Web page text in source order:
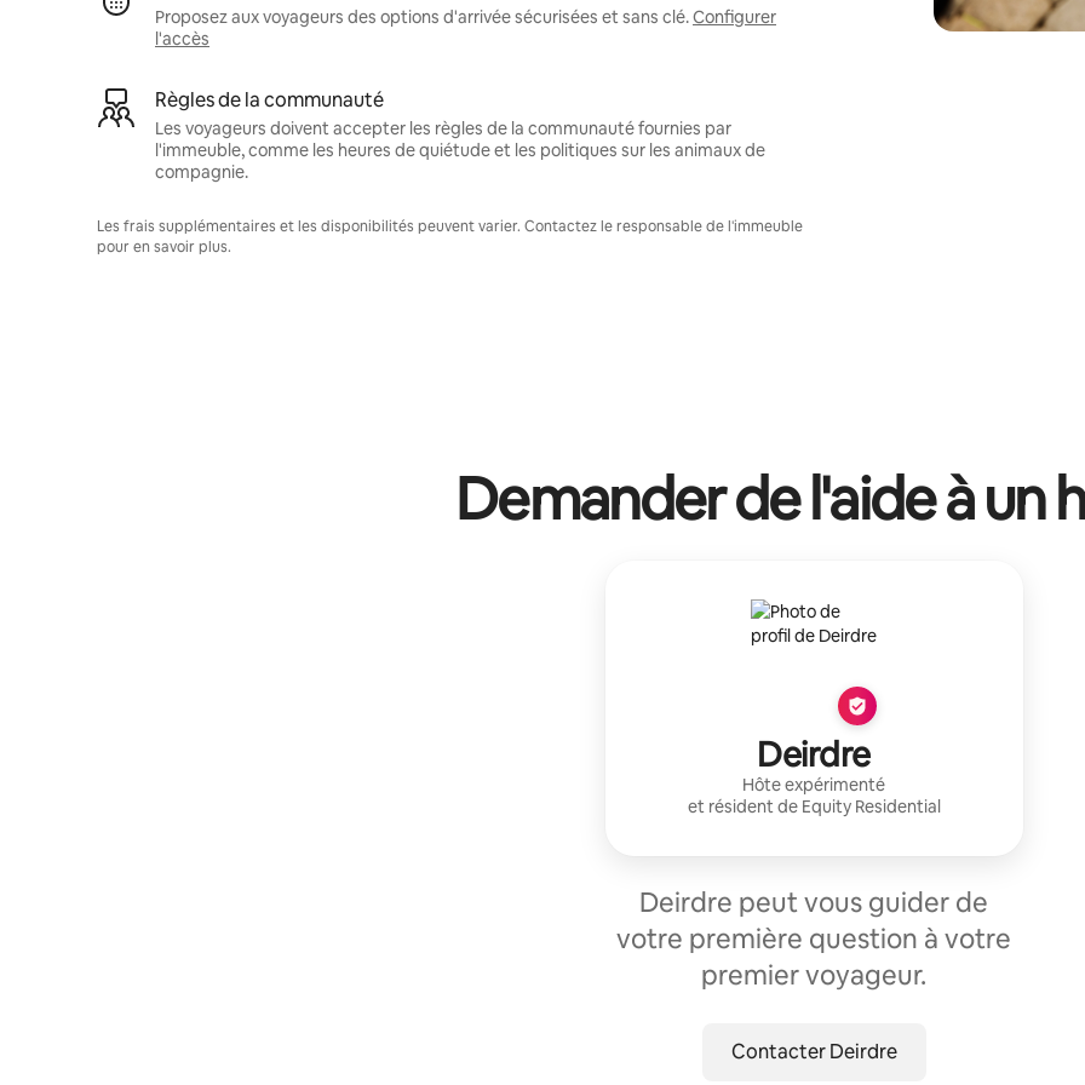
Proposez aux voyageurs des options d'arrivée sécurisées et sans clé.Configurer
l'accès
Règles de la communauté
Les voyageurs doivent accepter les règles de la communauté fournies par
l'immeuble, comme les heures de quiétude et les politiques sur les animaux de
compagnie.
Les frais supplémentaires et les disponibilités peuvent varier. Contactez le responsable de l'immeuble
pour en savoir plus.
Demander de l'aide à un
Deirdre
Hôte expérimenté
et résident de Equity Residential
Deirdre peut vous guider de
votre première question à votre
premier voyageur.
Contacter Deirdre